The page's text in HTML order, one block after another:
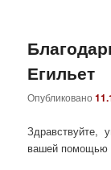
Егильет
Опубликовано
Здравствуйте,
вашей помощью